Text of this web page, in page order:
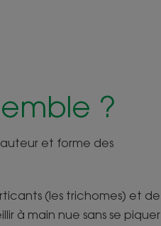
?
et forme des
(les trichomes) et de
à main nue sans se piquer